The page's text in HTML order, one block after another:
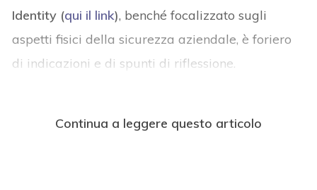
Identity (qui il link), benché focalizzato sugli
aspetti fisici della sicurezza aziendale, è foriero
di indicazioni e di spunti di riflessione.
Continua a leggere questo articolo